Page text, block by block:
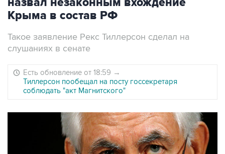
Крыма в состав РФ
Такое заявление Рекс Тиллерсон сделал на
слушаниях в сенате
Есть обновление от 18:59 →
Тиллерсон пообещал на посту госсекретаря
соблюдать "акт Магнитского"